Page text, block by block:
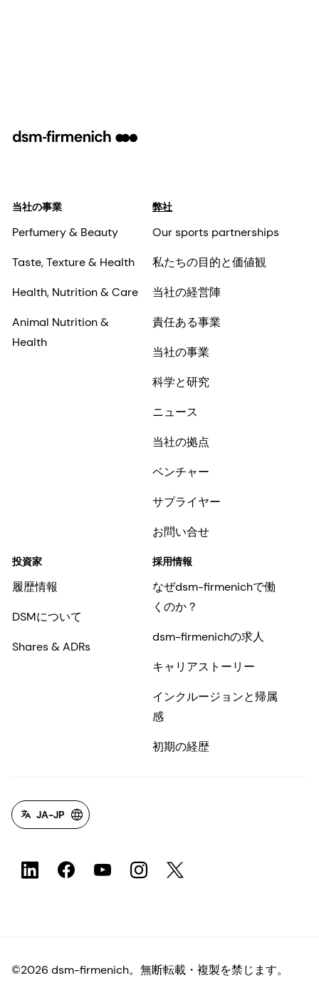
当社の事業
Perfumery & Beauty
Taste, Texture & Health
Health, Nutrition & Care
Animal Nutrition &
Health
弊社
Our sports partnerships
私たちの目的と価値観
当社の経営陣
責任ある事業
当社の事業
科学と研究
ニュース
当社の拠点
ベンチャー
サプライヤー
お問い合せ
投資家
履歴情報
DSMについて
Shares & ADRs
採用情報
なぜdsm-firmenichで働
くのか？
dsm-firmenichの求人
キャリアストーリー
インクルージョンと帰属
感
初期の経歴
JA-JP
©2026 dsm-firmenich。無断転載・複製を禁じます。